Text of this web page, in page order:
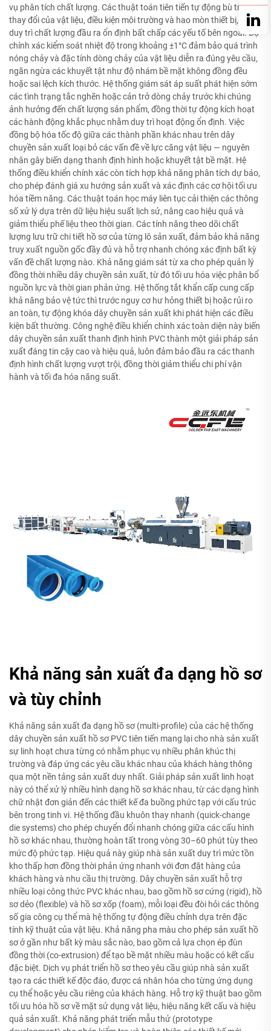
vụ phân tích chất lượng. Các thuật toán tiên tiến tự động bù trừ sự
thay đổi của vật liệu, điều kiện môi trường và hao mòn thiết bị, từ đó
duy trì chất lượng đầu ra ổn định bất chấp các yếu tố bên ngoài. Độ
chính xác kiểm soát nhiệt độ trong khoảng ±1°C đảm bảo quá trình
nóng chảy và đặc tính dòng chảy của vật liệu diễn ra đúng yêu cầu,
ngăn ngừa các khuyết tật như độ nhám bề mặt không đồng đều
hoặc sai lệch kích thước. Hệ thống giám sát áp suất phát hiện sớm
các tình trạng tắc nghẽn hoặc cản trở dòng chảy trước khi chúng
ảnh hưởng đến chất lượng sản phẩm, đồng thời tự động kích hoạt
các hành động khắc phục nhằm duy trì hoạt động ổn định. Việc
đồng bộ hóa tốc độ giữa các thành phần khác nhau trên dây
chuyền sản xuất loại bỏ các vấn đề về lực căng vật liệu — nguyên
nhân gây biến dạng thanh định hình hoặc khuyết tật bề mặt. Hệ
thống điều khiển chính xác còn tích hợp khả năng phân tích dự báo,
cho phép đánh giá xu hướng sản xuất và xác định các cơ hội tối ưu
hóa tiềm năng. Các thuật toán học máy liên tục cải thiện các thông
số xử lý dựa trên dữ liệu hiệu suất lịch sử, nâng cao hiệu quả và
giảm thiểu phế liệu theo thời gian. Các tính năng theo dõi chất
lượng lưu trữ chi tiết hồ sơ của từng lô sản xuất, đảm bảo khả năng
truy xuất nguồn gốc đầy đủ và hỗ trợ nhanh chóng xác định bất kỳ
vấn đề chất lượng nào. Khả năng giám sát từ xa cho phép quản lý
đồng thời nhiều dây chuyền sản xuất, từ đó tối ưu hóa việc phân bổ
nguồn lực và thời gian phản ứng. Hệ thống tắt khẩn cấp cung cấp
khả năng bảo vệ tức thì trước nguy cơ hư hỏng thiết bị hoặc rủi ro
an toàn, tự động khóa dây chuyền sản xuất khi phát hiện các điều
kiện bất thường. Công nghệ điều khiển chính xác toàn diện này biến
dây chuyền sản xuất thanh định hình PVC thành một giải pháp sản
xuất đáng tin cậy cao và hiệu quả, luôn đảm bảo đầu ra các thanh
định hình chất lượng vượt trội, đồng thời giảm thiểu chi phí vận
hành và tối đa hóa năng suất.
Khả năng sản xuất đa dạng hồ sơ
và tùy chỉnh
Khả năng sản xuất đa dạng hồ sơ (multi-profile) của các hệ thống
dây chuyền sản xuất hồ sơ PVC tiên tiến mang lại cho nhà sản xuất
sự linh hoạt chưa từng có nhằm phục vụ nhiều phân khúc thị
trường và đáp ứng các yêu cầu khác nhau của khách hàng thông
qua một nền tảng sản xuất duy nhất. Giải pháp sản xuất linh hoạt
này có thể xử lý nhiều hình dạng hồ sơ khác nhau, từ các dạng hình
chữ nhật đơn giản đến các thiết kế đa buồng phức tạp với cấu trúc
bên trong tinh vi. Hệ thống đầu khuôn thay nhanh (quick-change
die systems) cho phép chuyển đổi nhanh chóng giữa các cấu hình
hồ sơ khác nhau, thường hoàn tất trong vòng 30–60 phút tùy theo
mức độ phức tạp. Hiệu quả này giúp nhà sản xuất duy trì mức tồn
kho thấp hơn đồng thời phản ứng nhanh với đơn đặt hàng của
khách hàng và nhu cầu thị trường. Dây chuyền sản xuất hỗ trợ
nhiều loại công thức PVC khác nhau, bao gồm hồ sơ cứng (rigid), hồ
sơ dẻo (flexible) và hồ sơ xốp (foam), mỗi loại đều đòi hỏi các thông
số gia công cụ thể mà hệ thống tự động điều chỉnh dựa trên đặc
tính kỹ thuật của vật liệu. Khả năng pha màu cho phép sản xuất hồ
sơ ở gần như bất kỳ màu sắc nào, bao gồm cả lựa chọn ép đùn
đồng thời (co-extrusion) để tạo bề mặt nhiều màu hoặc có kết cấu
đặc biệt. Dịch vụ phát triển hồ sơ theo yêu cầu giúp nhà sản xuất
tạo ra các thiết kế độc đáo, được cá nhân hóa cho từng ứng dụng
cụ thể hoặc yêu cầu riêng của khách hàng. Hỗ trợ kỹ thuật bao gồm
tối ưu hóa hồ sơ về mặt sử dụng vật liệu, hiệu năng kết cấu và hiệu
quả sản xuất. Khả năng phát triển mẫu thử (prototype